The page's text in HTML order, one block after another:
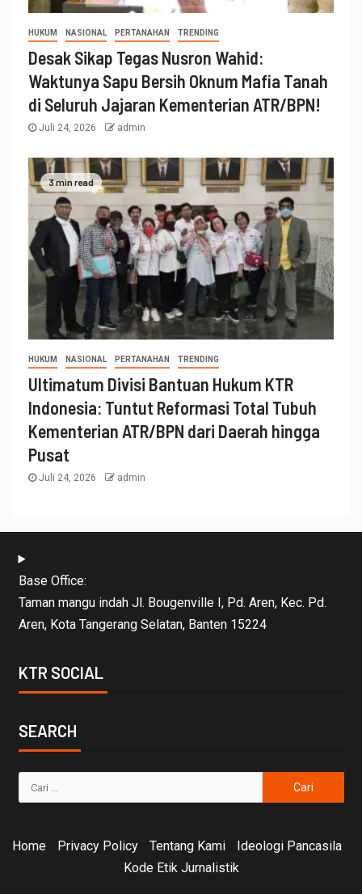
HUKUM NASIONAL PERTANAHAN TRENDING
Desak Sikap Tegas Nusron Wahid:
Waktunya Sapu Bersih Oknum Mafia Tanah
di Seluruh Jajaran Kementerian ATR/BPN!
Juli 24, 2026 admin
3 min read
HUKUM NASIONAL PERTANAHAN TRENDING
Ultimatum Divisi Bantuan Hukum KTR
Indonesia: Tuntut Reformasi Total Tubuh
Kementerian ATR/BPN dari Daerah hingga
Pusat
Juli 24, 2026 admin
Base Office:
Taman mangu indah Jl. Bougenville I, Pd. Aren, Kec. Pd.
Aren, Kota Tangerang Selatan, Banten 15224
KTR SOCIAL
SEARCH
Home Privacy Policy Tentang Kami
Ideologi Pancasila
Kode Etik Jurnalistik